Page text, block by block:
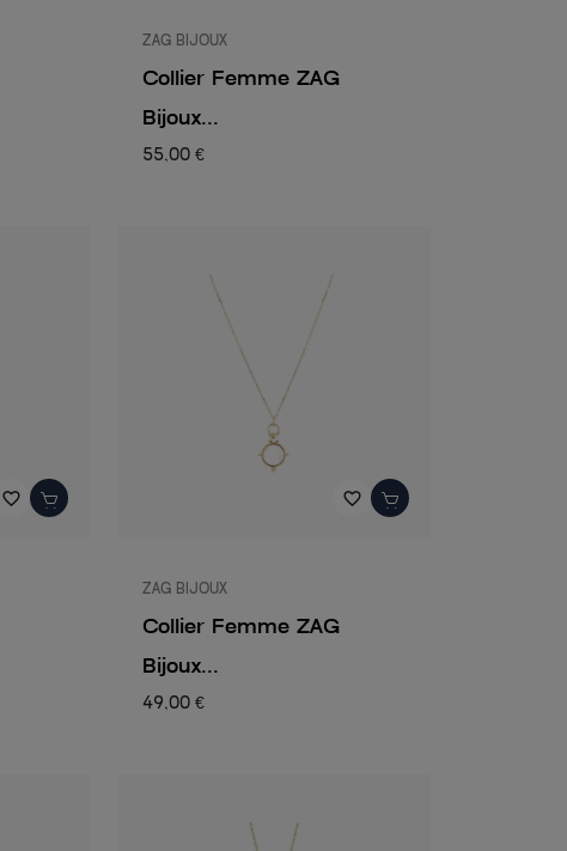
ZAG BIJOUX
Collier Femme ZAG
Bijoux...
55,00 €
favorite_border favorite_border
ZAG BIJOUX
Collier Femme ZAG
Bijoux...
49,00 €